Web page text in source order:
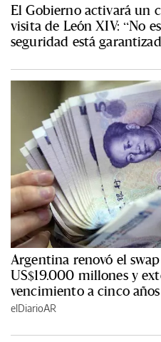
El Gobierno activará un
visita de León XIV: “No
seguridad está
Argentina renovó el
US$19.000 millones y
vencimiento a cinco años
elDiarioAR